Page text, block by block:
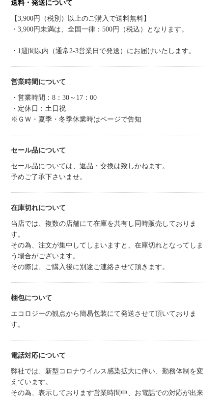
送料・発送について
【3,900円（税別）以上のご購入で送料無料】
・3,900円未満は、全国一律：500円（税込）となります。
・1週間以内（通常2-3営業日で発送）にお届けいたします。
営業時間について
・営業時間：8：30～17：00
・定休日：土日祝
※ＧＷ・夏季・冬季休業時はページで告知
セール品について
セール品については、返品・交換は致しかねます。
予めご了承下さいませ。
在庫切れについて
当店では、複数の店舗にて在庫を共有し同時販売しておりま
す。
その為、注文が集中してしまいますと、在庫切れとなってしま
う場合がございます。
その際は、ご購入後に別途ご連絡させて頂きます。
梱包について
エコロジーの観点から簡易包装にて発送させて頂いておりま
す。
電話対応について
弊社では、新型コロナウイルス感染拡大に伴い、勤務体制を変
えています。
その為、表示しております営業時間中、お電話での対応が出来